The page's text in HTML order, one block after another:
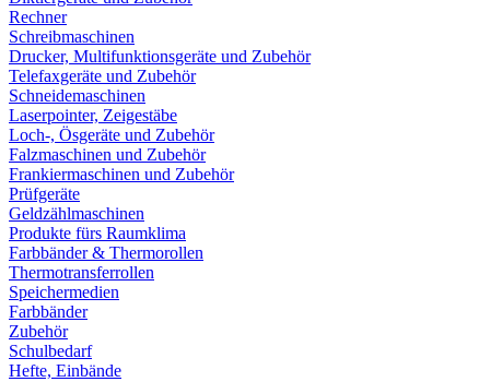
Rechner
Schreibmaschinen
Drucker, Multifunktionsgeräte und Zubehör
Telefaxgeräte und Zubehör
Schneidemaschinen
Laserpointer, Zeigestäbe
Loch-, Ösgeräte und Zubehör
Falzmaschinen und Zubehör
Frankiermaschinen und Zubehör
Prüfgeräte
Geldzählmaschinen
Produkte fürs Raumklima
Farbbänder & Thermorollen
Thermotransferrollen
Speichermedien
Farbbänder
Zubehör
Schulbedarf
Hefte, Einbände